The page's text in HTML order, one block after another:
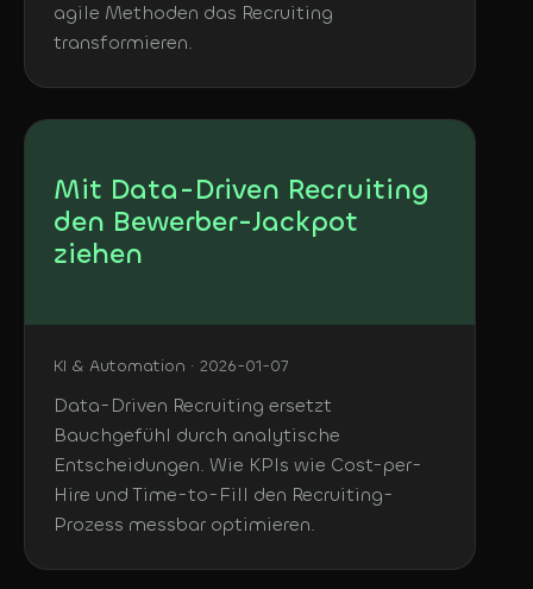
agile Methoden das Recruiting
transformieren.
Mit Data-Driven Recruiting
den Bewerber-Jackpot
ziehen
KI & Automation · 2026-01-07
Data-Driven Recruiting ersetzt
Bauchgefühl durch analytische
Entscheidungen. Wie KPIs wie Cost-per-
Hire und Time-to-Fill den Recruiting-
Prozess messbar optimieren.